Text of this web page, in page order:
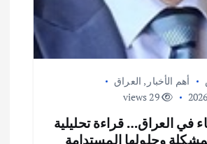
أهم الأخبار , العراق
29 views
في العراق… قراءة تحليلية
وحلولها المستدامة